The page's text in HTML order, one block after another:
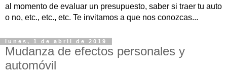
al momento de evaluar un presupuesto, saber si traer tu auto
o no, etc., etc., etc. Te invitamos a que nos conozcas...
lunes, 1 de abril de 2019
Mudanza de efectos personales y
automóvil